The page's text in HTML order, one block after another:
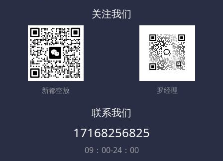
关注我们
新都空放 罗经理
联系我们
17168256825
09：00-24：00